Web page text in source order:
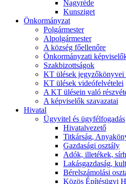
Nagyréde
Kunsziget
Önkormányzat
Polgármester
Alpolgármester
A község főellenőre
Önkormányzati
Szakbizottságok
KT ülések jegyzőkönyvei
KT ülések videófelvételei
A KT ülésein való
A képviselők szavazatai
Hivatal
Ügyvitel és ügyfélfogadás
Hivatalvezető
Titkárság,
Gazdasági osztály
Adók, illetékek,
Lakásgazdaság,
Bérelszámolási
Közös Építésügyi